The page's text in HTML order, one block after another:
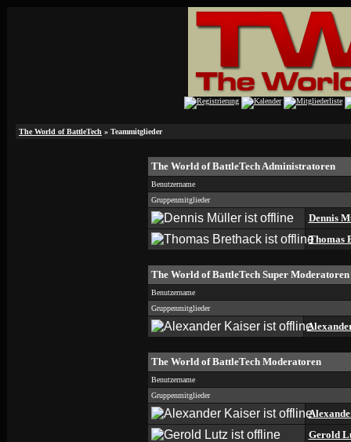
The World of BattleTech » Teammitglieder
The World of BattleTech Administratoren
Benutzername
Gruppenmitglieder
Dennis
Thomas
The World of BattleTech Super Moderatoren
Benutzername
Gruppenmitglieder
The World of BattleTech Moderatoren
Benutzername
Gruppenmitglieder
Gerold